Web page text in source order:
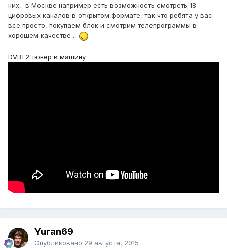
них, в Москве например есть возможность смотреть 18
цифровых каналов в открытом формате, так что ребята у вас
все просто, покупаем блок и смотрим телепрограммы в
хорошем качестве .
DVBT2 тюнер в машину
Yuran69
Опубликовано 29 августа, 2015